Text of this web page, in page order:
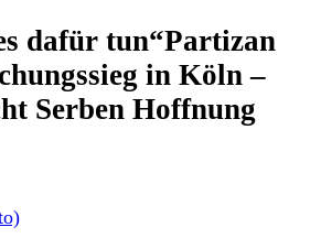
dafür tun“Partizan
in Köln –
Serben Hoffnung